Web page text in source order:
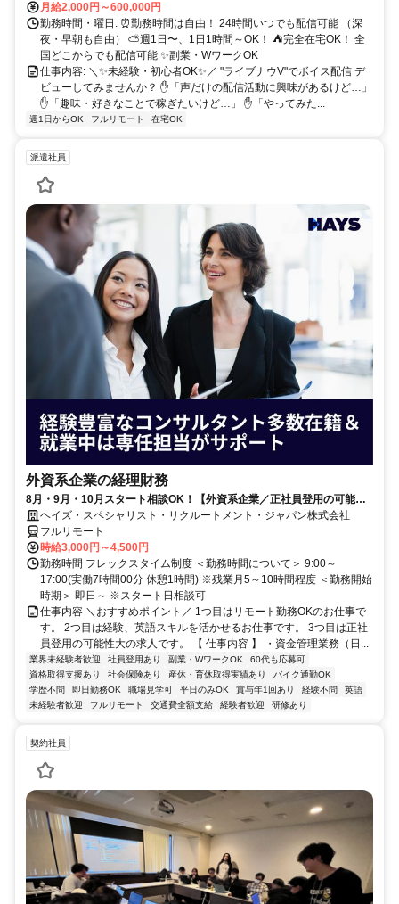
月給2,000円～600,000円
勤務時間・曜日: ⏰勤務時間は自由！ 24時間いつでも配信可能 （深
夜・早朝も自由） ⛅週1日〜、1日1時間～OK！ ⛺完全在宅OK！ 全
国どこからでも配信可能 ✨副業・WワークOK
仕事内容: ＼✨未経験・初心者OK✨／ "ライブナウV"でボイス配信 デ
ビューしてみませんか？ ✋「声だけの配信活動に興味があるけど…」
✋「趣味・好きなことで稼ぎたいけど…」 ✋「やってみた...
週1日からOK フルリモート 在宅OK
派遣社員
外資系企業の経理財務
8月・9月・10月スタート相談OK！【外資系企業／正社員登用の可能性
大／700万～800万／リモート勤務OK】経理財務
ヘイズ・スペシャリスト・リクルートメント・ジャパン株式会社
フルリモート
時給3,000円～4,500円
勤務時間 フレックスタイム制度 ＜勤務時間について＞ 9:00～
17:00(実働7時間00分 休憩1時間) ※残業月5～10時間程度 ＜勤務開始
時期＞ 即日～ ※スタート日相談可
仕事内容 ＼おすすめポイント／ 1つ目はリモート勤務OKのお仕事で
す。 2つ目は経験、英語スキルを活かせるお仕事です。 3つ目は正社
員登用の可能性大の求人です。 【 仕事内容 】 ・資金管理業務（日...
業界未経験者歓迎 社員登用あり 副業・WワークOK
60代も応募可
資格取得支援あり
社会保険あり 産休・育休取得実績あり
バイク通勤OK
学歴不問
即日勤務OK 職場見学可 平日のみOK 賞与年1回あり 経験不問
英語
未経験者歓迎
フルリモート 交通費全額支給 経験者歓迎 研修あり
契約社員